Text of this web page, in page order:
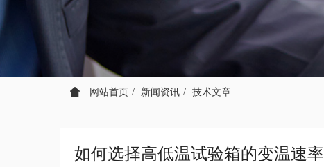
网站首页 新闻资讯 技术文章
如何选择高低温试验箱的变温速率